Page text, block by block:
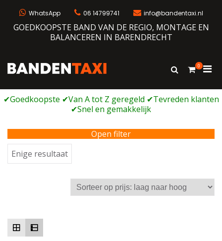
WhatsApp 06 14799741 info@bandentaxi.nl
GOEDKOOPSTE BAND VAN DE REGIO, MONTAGE EN
BALANCEREN IN BARENDRECHT
Bandengarage met eigen webshop
Toon
0
voor
Open filter
Enige resultaat